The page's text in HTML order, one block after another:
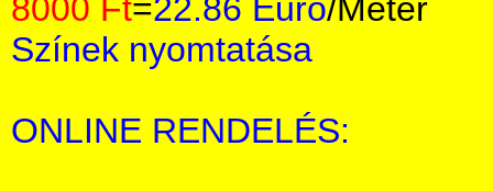
8000 Ft=22.86 Euro/Méter
Színek nyomtatása
ONLINE RENDELÉS: